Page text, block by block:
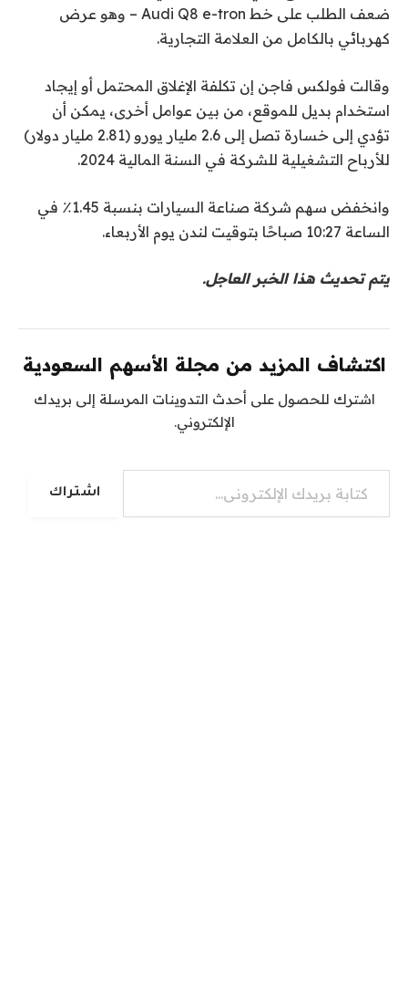
ضعف الطلب على خط Audi Q8 e-tron – وهو عرض
كهربائي بالكامل من العلامة التجارية.
وقالت فولكس فاجن إن تكلفة الإغلاق المحتمل أو إيجاد
استخدام بديل للموقع، من بين عوامل أخرى، يمكن أن
تؤدي إلى خسارة تصل إلى 2.6 مليار يورو (2.81 مليار دولار)
للأرباح التشغيلية للشركة في السنة المالية 2024.
وانخفض سهم شركة صناعة السيارات بنسبة 1.45٪ في
الساعة 10:27 صباحًا بتوقيت لندن يوم الأربعاء.
يتم تحديث هذا الخبر العاجل.
اكتشاف المزيد من مجلة الأسهم السعودية
اشترك للحصول على أحدث التدوينات المرسلة إلى بريدك
الإلكتروني.
كتابة بريدك الإلكتروني...
اشتراك